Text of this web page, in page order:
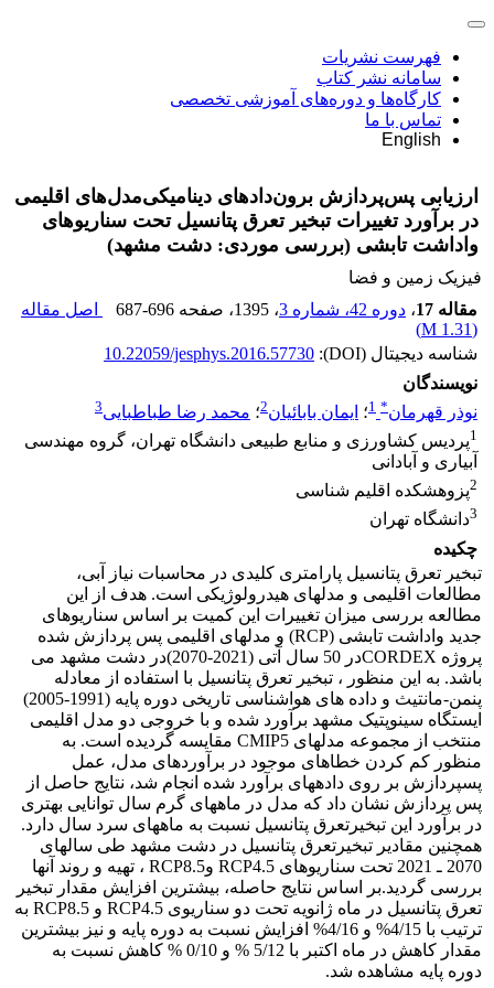
فهرست نشریات
سامانه نشر کتاب
کارگاه‌ها و دوره‌های آموزشی تخصصی
تماس با ما
English
ارزیابی پس‌پردازش برون‌دادهای دینامیکی‌مدل‌های اقلیمی
در برآورد تغییرات تبخیر ‌تعرق پتانسیل تحت سناریوهای
واداشت تابشی (بررسی موردی: دشت مشهد)
فیزیک زمین و فضا
مقاله 17
، دوره 42، شماره 3 ، 1395 ، صفحه 687-696
اصل مقاله
(
1.31 M
)
شناسه دیجیتال (DOI):
10.22059/jesphys.2016.57730
نویسندگان
نوذر قهرمان*
1؛ ایمان بابائیان2؛ محمد رضا طباطبایی3
1پردیس کشاورزی و منابع طبیعی دانشگاه تهران، گروه مهندسی
آبیاری و آبادانی
2پزوهشکده اقلیم شناسی
3دانشگاه تهران
چکیده
تبخیر تعرق پتانسیل پارامتری کلیدی در محاسبات نیاز آبی،
مطالعات اقلیمی و مدلهای هیدرولوژیکی است. هدف از این
مطالعه بررسی میزان تغییرات این کمیت بر اساس سناریوهای
جدید واداشت تابشی (RCP) و مدلهای اقلیمی پس پردازش شده
پروژه CORDEXدر 50 سال آتی (2021-2070)در دشت مشهد می
باشد. به این منظور ، تبخیر تعرق پتانسیل با استفاده از معادله
پنمن-مانتیث و داده های هواشناسی تاریخی دوره پایه (1991-2005)
ایستگاه سینوپتیک مشهد برآورد شده و با خروجی دو مدل اقلیمی
منتخب از مجموعه مدلهای CMIP5 مقایسه گردیده است. به
منظور کم کردن خطاهای موجود در برآوردهای مدل، عمل
پس‎پردازش بر روی داده‎های برآورد شده انجام شد، نتایج حاصل از
پس پردازش نشان داد که مدل در ماه‎های گرم سال توانایی بهتری
در برآورد این تبخیرتعرق پتانسیل نسبت به ماه‎های سرد سال دارد.
همچنین مقادیر تبخیرتعرق پتانسیل در دشت مشهد طی سال‎های
2070 ـ 2021 تحت سناریوهای RCP4.5 وRCP8.5 ، تهیه و روند آن‎ها
بررسی گردید.بر اساس نتایج حاصله، بیشترین افزایش مقدار تبخیر
تعرق پتانسیل در ماه ژانویه تحت دو سناریوی RCP4.5 و RCP8.5 به
ترتیب با 4/15% و 4/16% افزایش نسبت به دوره پایه و نیز بیشترین
مقدار کاهش در ماه اکتبر با 5/12 % و 0/10 % کاهش نسبت به
دوره پایه مشاهده شد.